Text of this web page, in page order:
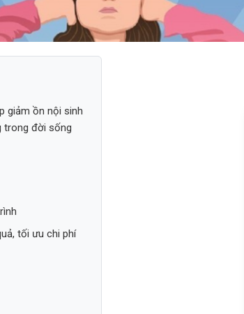
giảm ồn nội sinh
trong đời sống
tối ưu chi phí